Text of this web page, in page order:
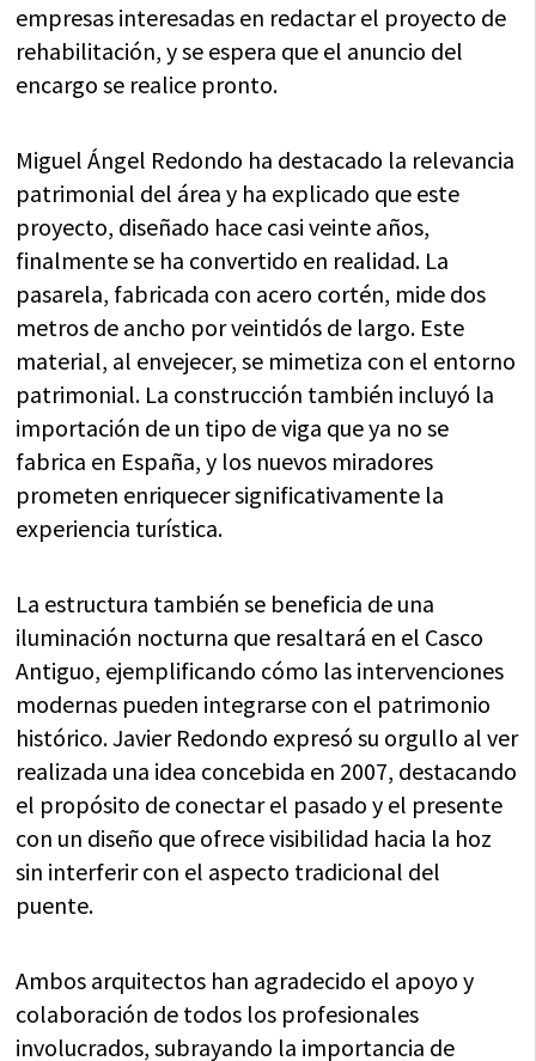
empresas interesadas en redactar el proyecto de
rehabilitación, y se espera que el anuncio del
encargo se realice pronto.
Miguel Ángel Redondo ha destacado la relevancia
patrimonial del área y ha explicado que este
proyecto, diseñado hace casi veinte años,
finalmente se ha convertido en realidad. La
pasarela, fabricada con acero cortén, mide dos
metros de ancho por veintidós de largo. Este
material, al envejecer, se mimetiza con el entorno
patrimonial. La construcción también incluyó la
importación de un tipo de viga que ya no se
fabrica en España, y los nuevos miradores
prometen enriquecer significativamente la
experiencia turística.
La estructura también se beneficia de una
iluminación nocturna que resaltará en el Casco
Antiguo, ejemplificando cómo las intervenciones
modernas pueden integrarse con el patrimonio
histórico. Javier Redondo expresó su orgullo al ver
realizada una idea concebida en 2007, destacando
el propósito de conectar el pasado y el presente
con un diseño que ofrece visibilidad hacia la hoz
sin interferir con el aspecto tradicional del
puente.
Ambos arquitectos han agradecido el apoyo y
colaboración de todos los profesionales
involucrados, subrayando la importancia de